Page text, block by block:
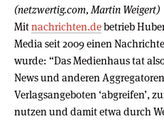
(netzwertig.com, Martin Weigert)
Mitnachrichten.debetrieb
Media seit 2009 einen
wurde: “Das Medienhaus tat
News und anderen
Verlagsangeboten ‘abgreifen’,
nutzen und damit etwa durch